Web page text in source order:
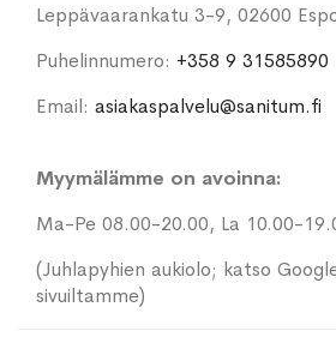
Leppävaarankatu 3-9, 02600
Puhelinnumero: +358 9 31585890
Email: asiakaspalvelu@sanitum.fi
Myymälämme on avoinna:
Ma-Pe 08.00-20.00, La 10.00-
(Juhlapyhien aukiolo; katso
sivuiltamme)